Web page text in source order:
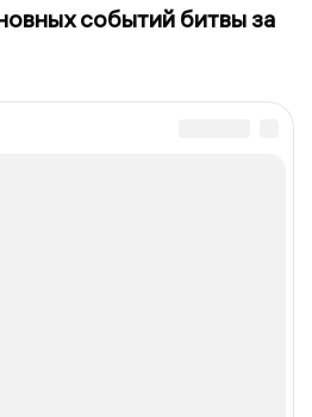
событий битвы за